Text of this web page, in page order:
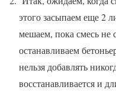
этого засыпаем еще 2
мешаем, пока смесь не
останавливаем
нельзя добавлять
восстанавливается и